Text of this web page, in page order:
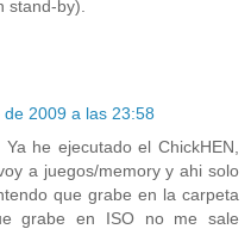
stand-by).
2009 a las 23:58
he ejecutado el ChickHEN,
a juegos/memory y ahi solo
que grabe en la carpeta
grabe en ISO no me sale